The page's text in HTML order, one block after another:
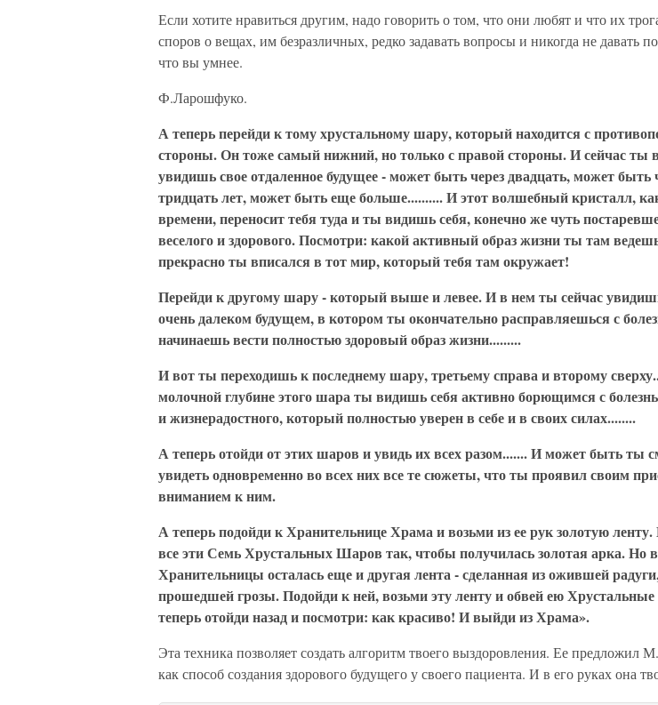
Если хотите нравиться другим, надо говорить о том, что они любят и что их
споров о вещах, им безразличных, редко задавать вопросы и никогда не давать
что вы умнее.
Ф.Ларошфуко.
А теперь перейди к тому хрустальному шару, который находится с
стороны. Он тоже самый нижний, но только с правой стороны. И сейчас ты
увидишь свое отдаленное будущее - может быть через двадцать, может быть
тридцать лет, может быть еще больше.......... И этот волшебный кристалл,
времени, переносит тебя туда и ты видишь себя, конечно же чуть
веселого и здорового. Посмотри: какой активный образ жизни ты там
прекрасно ты вписался в тот мир, который тебя там окружает!
Перейди к другому шару - который выше и левее. И в нем ты сейчас
очень далеком будущем, в котором ты окончательно расправляешься с
начинаешь вести полностью здоровый образ жизни.........
И вот ты переходишь к последнему шару, третьему справа и второму
молочной глубине этого шара ты видишь себя активно борющимся с
и жизнерадостного, который полностью уверен в себе и в своих силах........
А теперь отойди от этих шаров и увидь их всех разом....... И может быть ты
увидеть одновременно во всех них все те сюжеты, что ты проявил своим
вниманием к ним.
А теперь подойди к Хранительнице Храма и возьми из ее рук золотую
все эти Семь Хрустальных Шаров так, чтобы получилась золотая арка. Но
Хранительницы осталась еще и другая лента - сделанная из ожившей
прошедшей грозы. Подойди к ней, возьми эту ленту и обвей ею
теперь отойди назад и посмотри: как красиво! И выйди из Храма».
Эта техника позволяет создать алгоритм твоего выздоровления. Ее предложил
как способ создания здорового будущего у своего пациента. И в его руках она